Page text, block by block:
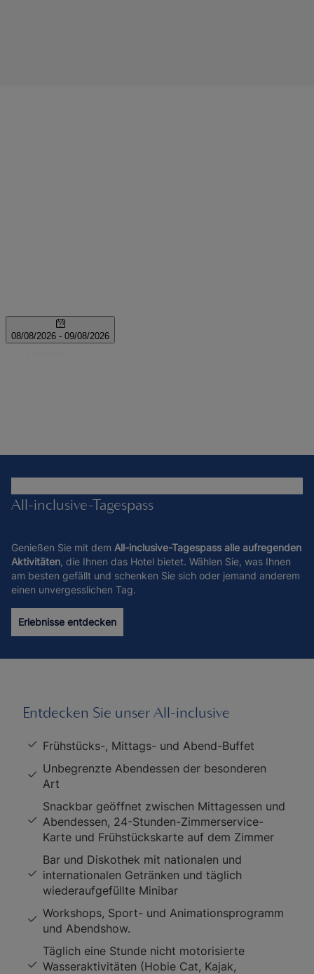
All-inclusive-Tagespass
Genießen Sie mit dem All-inclusive-Tagespass alle aufregenden
Aktivitäten, die Ihnen das Hotel bietet. Wählen Sie, was Ihnen
am besten gefällt und schenken Sie sich oder jemand anderem
einen unvergesslichen Tag.
Erlebnisse entdecken
Entdecken Sie unser All-inclusive
Frühstücks-, Mittags- und Abend-Buffet
Unbegrenzte Abendessen der besonderen
Art
Snackbar geöffnet zwischen Mittagessen und
Abendessen, 24-Stunden-Zimmerservice-
Karte und Frühstückskarte auf dem Zimmer
Bar und Diskothek mit nationalen und
internationalen Getränken und täglich
wiederaufgefüllte Minibar
Workshops, Sport- und Animationsprogramm
und Abendshow.
Täglich eine Stunde nicht motorisierte
Wasseraktivitäten (Hobie Cat, Kajak,